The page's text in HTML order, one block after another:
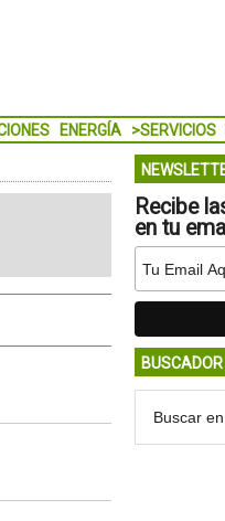
ENERGÍA >SERVICIOS
Recibe
en tu
BUSCADOR